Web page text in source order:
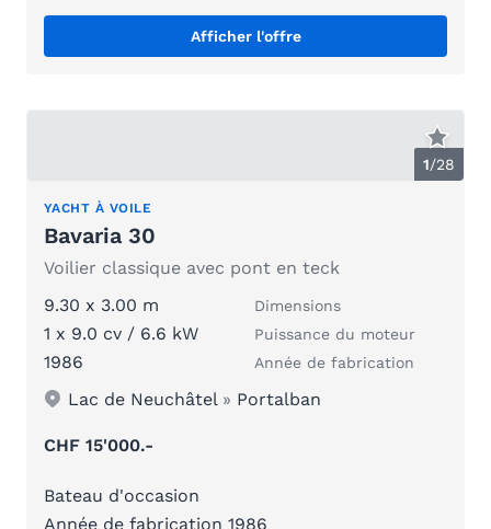
Afficher l'offre
1/28
YACHT À VOILE
Bavaria 30
Voilier classique avec pont en teck
9.30 x 3.00 m
Dimensions
1 x 9.0 cv / 6.6 kW Puissance du moteur
1986 Année de fabrication
Lac de Neuchâtel» Portalban
CHF 15'000.-
Bateau d'occasion
Année de fabrication 1986